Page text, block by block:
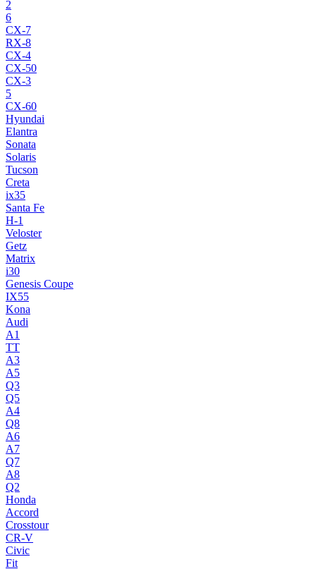
2
6
CX-7
RX-8
CX-4
CX-50
CX-3
5
CX-60
Hyundai
Elantra
Sonata
Solaris
Tucson
Creta
ix35
Santa Fe
H-1
Veloster
Getz
Matrix
i30
Genesis Coupe
IX55
Kona
Audi
A1
TT
A3
A5
Q3
Q5
A4
Q8
A6
A7
Q7
A8
Q2
Honda
Accord
Crosstour
CR-V
Civic
Fit